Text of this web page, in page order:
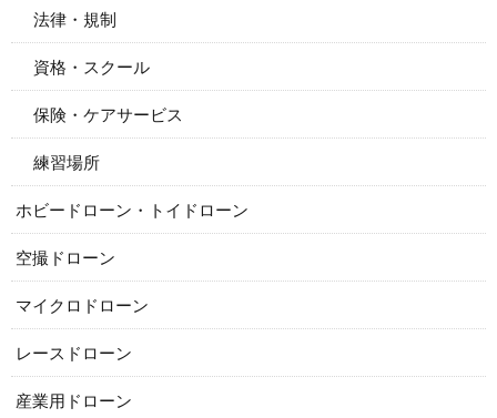
法律・規制
資格・スクール
保険・ケアサービス
練習場所
ホビードローン・トイドローン
空撮ドローン
マイクロドローン
レースドローン
産業用ドローン